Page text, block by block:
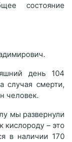
состояние
день 104
случая смерти,
человек.
мы развернули
кислороду – это
в наличии 170